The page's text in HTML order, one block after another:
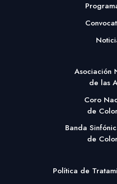
Asociación
de las
Coro
de
Banda
de
Política de